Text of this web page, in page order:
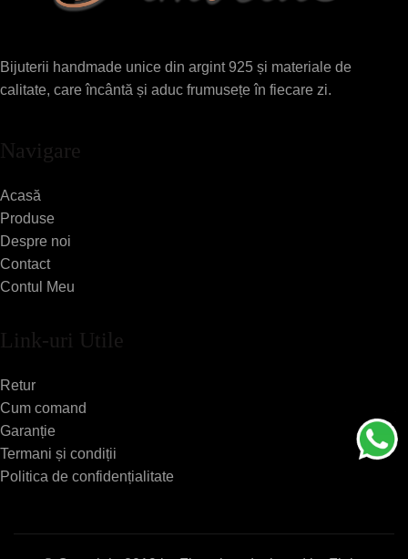
Bijuterii handmade unice din argint 925 și materiale de
calitate, care încântă și aduc frumusețe în fiecare zi.
Navigare
Acasă
Produse
Despre noi
Contact
Contul Meu
Link-uri Utile
Retur
Cum comand
Garanție
Termani și condiții
Politica de confidențialitate